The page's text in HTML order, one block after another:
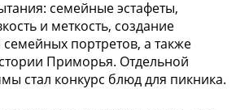
семейные эстафеты,
и меткость, создание
портретов, а также
Приморья. Отдельной
стал конкурс блюд для пикника.